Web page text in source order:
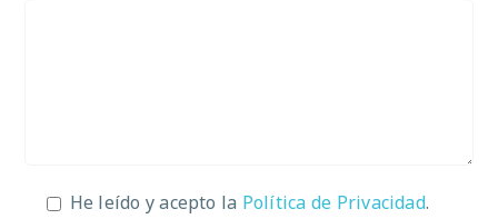
He leído y acepto la Política de Privacidad.